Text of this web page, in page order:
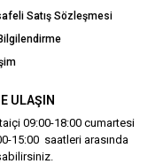
Satış Sözleşmesi
ULAŞIN
09:00-18:00 cumartesi
15:00 saatleri arasında